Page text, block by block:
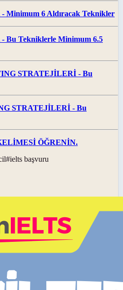
Minimum 6 Aldıracak Teknikler
Bu Tekniklerle Minimum 6.5
STRATEJİLERİ - Bu
STRATEJİLERİ - Bu
ÖĞRENİN.
#ielts başvuru